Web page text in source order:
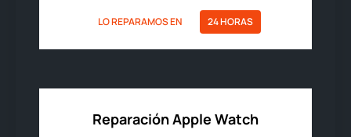
LO REPARAMOS EN 24 HORAS
Reparación Apple Watch